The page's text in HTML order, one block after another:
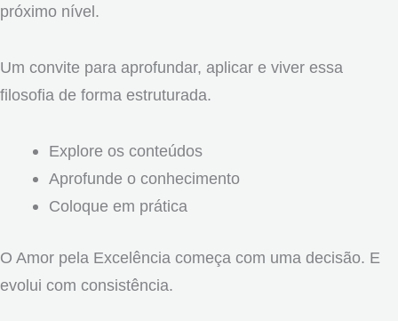
próximo nível.
Um convite para aprofundar, aplicar e viver essa
filosofia de forma estruturada.
Explore os conteúdos
Aprofunde o conhecimento
Coloque em prática
O Amor pela Excelência começa com uma decisão. E
evolui com consistência.